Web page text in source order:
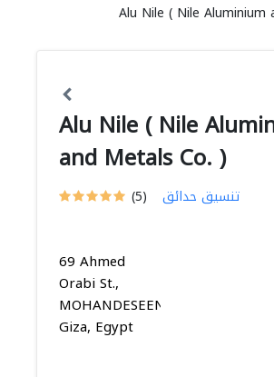
Alu Nile ( Nile Aluminium
Alu Nile ( Nile
and Metals Co. )
(5) تنسيق حدائق
69 Ahmed
Orabi St.,
MOHANDESEEN,
Giza, Egypt